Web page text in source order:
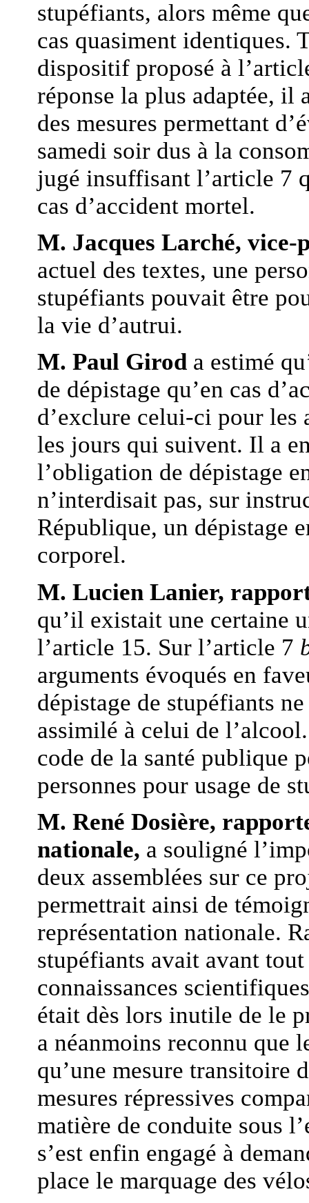
stupéfiants, alors même
cas quasiment identiques.
dispositif proposé à
réponse la plus adaptée, il
des mesures permettant
samedi soir dus à la
jugé insuffisant l’article 7
cas d’accident mortel.
M. Jacques Larché, vice-
actuel des textes, une
stupéfiants pouvait être
la vie d’autrui.
M. Paul Girod a estimé
de dépistage qu’en cas
d’exclure celui-ci pour les
les jours qui suivent. Il a
l’obligation de dépistage
n’interdisait pas, sur
République, un dépistage
corporel.
M. Lucien Lanier,
qu’il existait une certaine
l’article 15. Sur l’article 7
arguments évoqués en
dépistage de stupéfiants
assimilé à celui de
code de la santé publique
personnes pour usage de
M. René Dosière,
nationale, a souligné
deux assemblées sur ce
permettrait ainsi de
représentation nationale.
stupéfiants avait avant
connaissances
était dès lors inutile de le
a néanmoins reconnu que
qu’une mesure transitoire
mesures répressives
matière de conduite sous
s’est enfin engagé à
place le marquage des